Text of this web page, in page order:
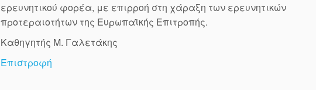
ερευνητικού φορέα, με επιρροή στη χάραξη των ερευνητικών
προτεραιοτήτων της Ευρωπαϊκής Επιτροπής.
Καθηγητής Μ. Γαλετάκης
Επιστροφή